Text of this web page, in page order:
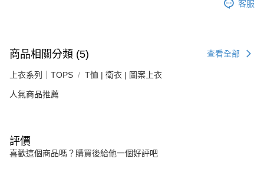
客服
商品相關分類 (5) 查看全部
上衣系列｜TOPS T恤 | 衛衣 | 圖案上衣
人氣商品推薦
評價
喜歡這個商品嗎？購買後給他一個好評吧